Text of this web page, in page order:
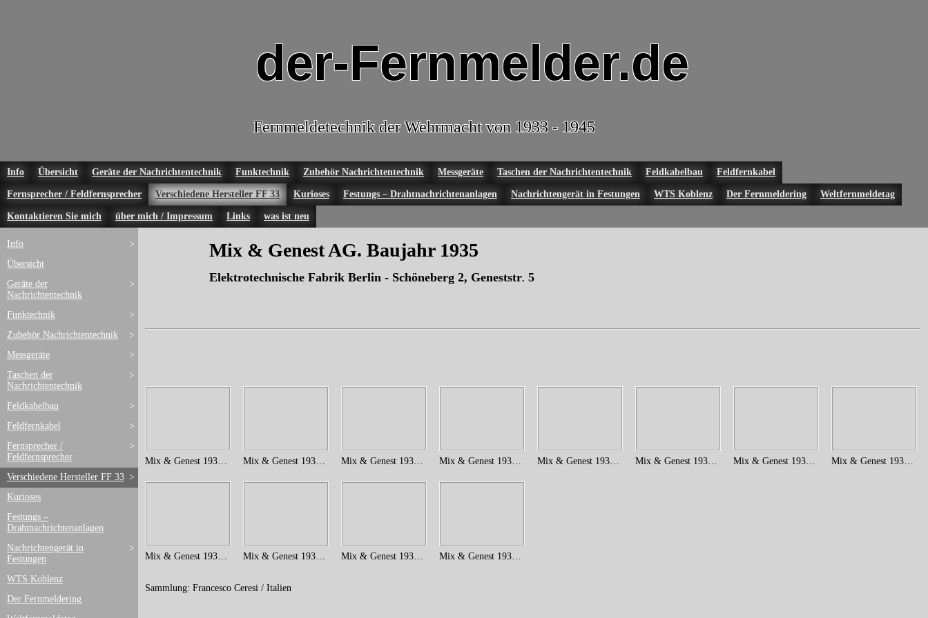
der-Fernmelder.de
Fernmeldetechnik der Wehrmacht von 1933 - 1945
Info Übersicht Geräte der Nachrichtentechnik Funktechnik Zubehör Nachrichtentechnik Messgeräte Taschen der Nachrichtentechnik Feldkabelbau Feldfernkabel
Fernsprecher / Feldfernsprecher Verschiedene Hersteller FF 33 Kurioses Festungs – Drahtnachrichtenanlagen Nachrichtengerät in Festungen WTS Koblenz Der Fernmeldering Weltfernmeldetag
Kontaktieren Sie mich über mich / Impressum Links was ist neu
>
Info
Übersicht
>
Geräte der
Nachrichtentechnik
>
Funktechnik
>
Zubehör Nachrichtentechnik
>
Messgeräte
>
Taschen der
Nachrichtentechnik
>
Feldkabelbau
>
Feldfernkabel
>
Fernsprecher /
Feldfernsprecher
>
Verschiedene Hersteller FF 33
Kurioses
Festungs –
Drahtnachrichtenanlagen
>
Nachrichtengerät in
Festungen
WTS Koblenz
Der Fernmeldering
Mix & Genest AG. Baujahr 1935
Elektrotechnische Fabrik Berlin - Schöneberg 2, Geneststr. 5
Sammlung: Francesco Ceresi / Italien